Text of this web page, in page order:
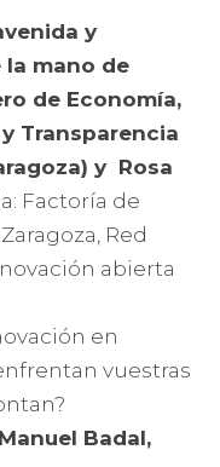
y
mano de
de Economía,
Transparencia
y Rosa
Factoría de
Red
abierta
en
vuestras
Badal,